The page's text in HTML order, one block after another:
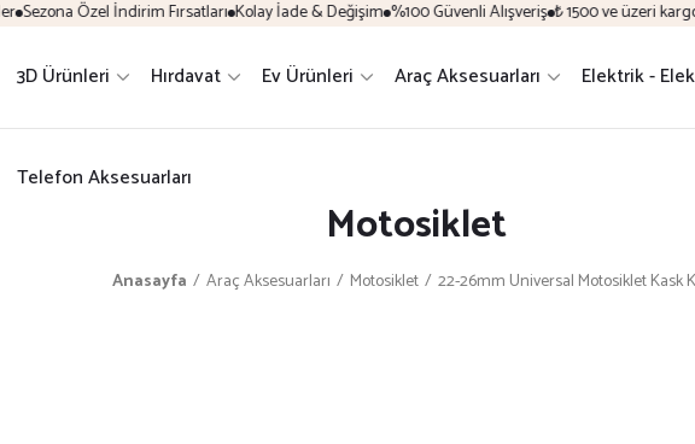
Sezona Özel İndirim Fırsatları Kolay İade & Değişim %100 Güvenli Alışveriş ₺ 1500 ve üzeri kargo
3D Ürünleri Hırdavat Ev Ürünleri Araç Aksesuarları Elektrik -
Telefon Aksesuarları
Motosiklet
Anasayfa Araç Aksesuarları Motosiklet 22-26mm Universal Motosiklet Kask